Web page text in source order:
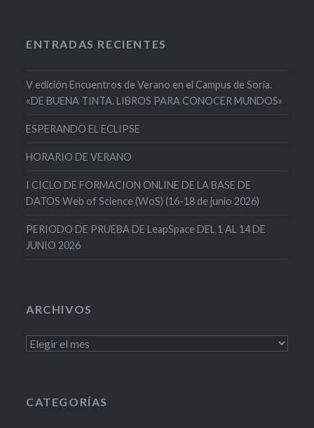
ENTRADAS RECIENTES
V edición Encuentros de Verano en el Campus de Soria.
«DE BUENA TINTA. LIBROS PARA CONOCER MUNDOS»
ESPERANDO EL ECLIPSE
HORARIO DE VERANO
I CICLO DE FORMACION ONLINE DE LA BASE DE
DATOS Web of Science (WoS) (16-18 de junio 2026)
PERIODO DE PRUEBA DE LeapSpace DEL 1 AL 14 DE
JUNIO 2026
ARCHIVOS
Archivos
CATEGORÍAS